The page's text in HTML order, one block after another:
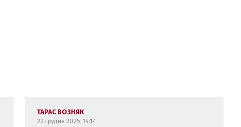
ТАРАС ВОЗНЯК
22 грудня 2025, 14:17